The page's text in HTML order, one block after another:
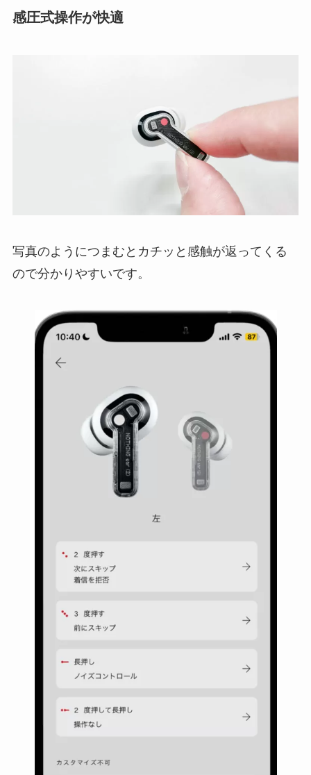
感圧式操作が快適
写真のようにつまむとカチッと感触が返ってくる
ので分かりやすいです。